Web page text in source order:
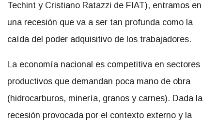
Techint y Cristiano Ratazzi de FIAT), entramos en
una recesión que va a ser tan profunda como la
caída del poder adquisitivo de los trabajadores.
La economía nacional es competitiva en sectores
productivos que demandan poca mano de obra
(hidrocarburos, minería, granos y carnes). Dada la
recesión provocada por el contexto externo y la